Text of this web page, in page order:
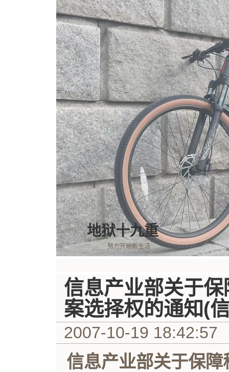
地狱十九重
努力开始新生活
信息产业部关于
案选择权的通知(
2007-10-19 18:42:57
信息产业部关于保